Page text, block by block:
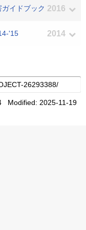
イドブック 2016
'15 2014
Modified: 2025-11-19